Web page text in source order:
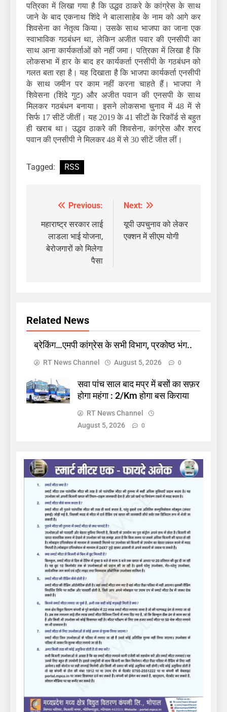
पत्रिका में लिखा गया है कि उद्धव ठाकरे के कांग्रेस के साथ
जाने के बाद एकनाथ शिंदे ने बालासाहेब के नाम को आगे कर
शिवसेना का नेतृत्व किया। उसके साथ भाजपा का जाना एक
स्वाभाविक गठबंधन था, लेकिन अजीत पवार की एनसीपी का
साथ आना कार्यकर्ताओं को नहीं जमा। पत्रिका में लिखा है कि
लोकसभा में हार के बाद हर कार्यकर्ता एनसीपी के गठबंधन को
गलत बता रहा है। यह दिखाता है कि भाजपा कार्यकर्ता एनसीपी
के साथ जमीन पर काम नहीं करना चाहते हैं। भाजपा ने
शिवेसना (शिंदे गुट) और अजीत पवान की एनसपी के साथ
मिलकर गठबंधन बनाया। इसने लोकसभा चुनाव में 48 में से
सिर्फ 17 सीटें जीतीं। यह 2019 के 41 सीटों के रिकॉर्ड से बहुत
ही खराब था। उद्धव ठाकरे की शिवसेना, कांग्रेस और शरद
पवान की एनसीपी ने मिलकर 48 में से 30 सीटें जीत लीं।
Tagged: RSS
Post
navigation
Previous:
महाराष्ट्र सरकार लाई
लाडला भाई योजना,
बेरोजगारों को मिलेगा
पैसा
Next:
यूपी उपचुनाव को लेकर
एक्शन में सीएम योगी
Related News
ब्रेकिंग…एमपी कांग्रेस के सभी विभाग, प्रकोष्ठ भंग..
RT News Channel August 5, 2026 0
सवा पांच साल बाद मप्र में बसों का सफ़र
होगा महंगा : 2/Km होगा बस किराया
RT News Channel
August 5, 2026
0